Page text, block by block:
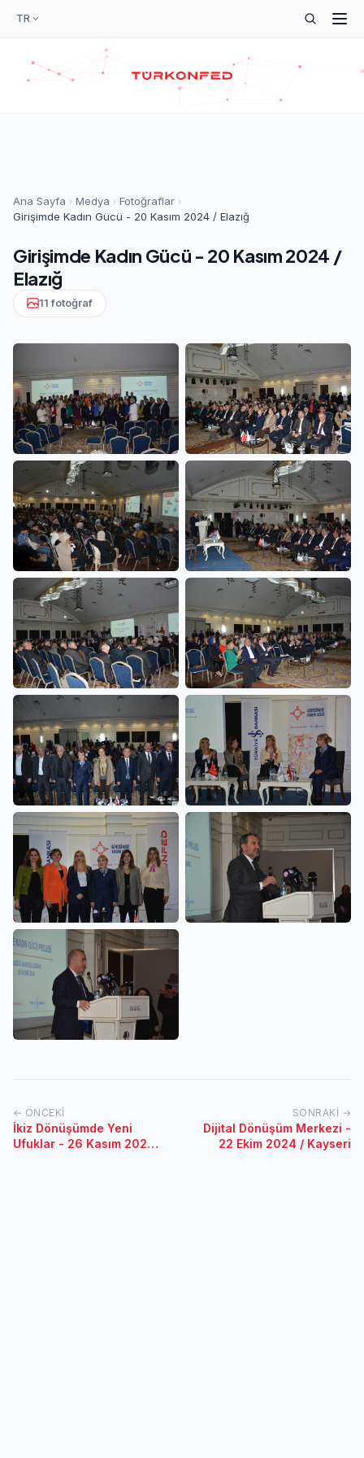
TR
Ana Sayfa Medya
Fotoğraflar
Girişimde Kadın Gücü - 20 Kasım 2024 / Elazığ
Girişimde Kadın Gücü - 20 Kasım 2024 /
Elazığ
11 fotoğraf
← ÖNCEKI
İkiz Dönüşümde Yeni
Ufuklar - 26 Kasım 2024 /
SONRAKI →
Dijital Dönüşüm Merkezi -
22 Ekim 2024 / Kayseri